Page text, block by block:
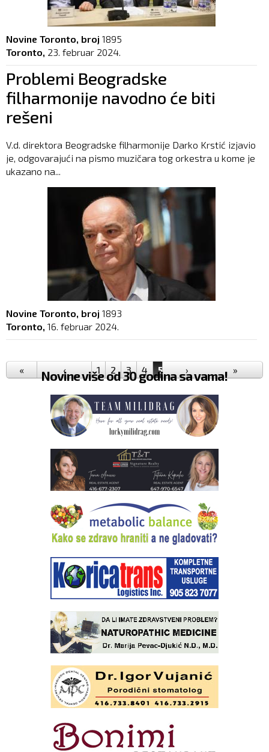
Novine Toronto, broj 1895
Toronto, 23. februar 2024.
Problemi Beogradske
filharmonije navodno će biti
rešeni
V.d. direktora Beogradske filharmonije Darko Krstić izjavio
je, odgovarajući na pismo muzičara tog orkestra u kome je
ukazano na...
Novine Toronto, broj 1893
Toronto, 16. februar 2024.
Pages
« ‹ 1 2 3 4 5 9 …
› »
Novine više od 30 godina sa vama!